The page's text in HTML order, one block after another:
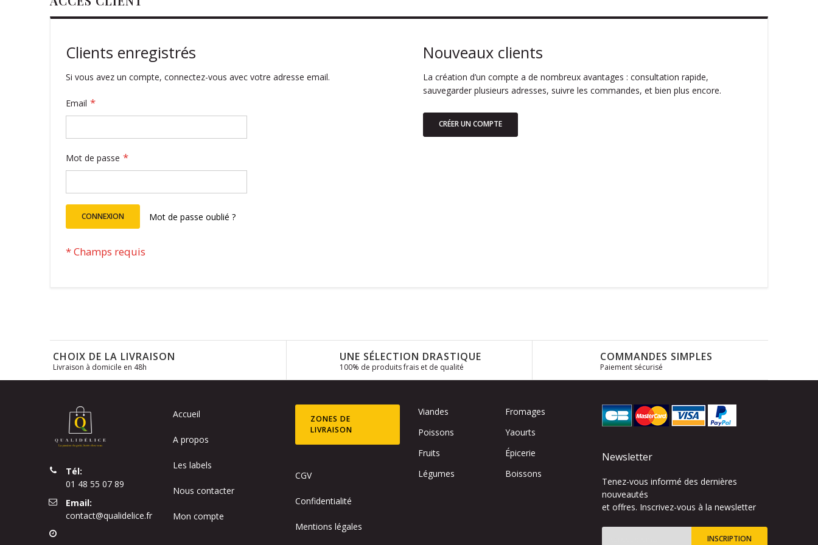
Clients enregistrés
Si vous avez un compte, connectez-vous avec votre adresse email.
Email
Mot de passe
CONNEXION Mot de passe oublié ?
Nouveaux clients
La création d’un compte a de nombreux avantages : consultation rapide,
sauvegarder plusieurs adresses, suivre les commandes, et bien plus encore.
CRÉER UN COMPTE
CHOIX DE LA LIVRAISON
Livraison à domicile en 48h
UNE SÉLECTION DRASTIQUE
100% de produits frais et de qualité
COMMANDES SIMPLES
Paiement sécurisé
Tél:
01 48 55 07 89
Email:
contact@qualidelice.fr
Accueil
A propos
Les labels
Nous contacter
Mon compte
ZONES DE
LIVRAISON
CGV
Confidentialité
Mentions légales
Viandes
Poissons
Fruits
Légumes
Fromages
Yaourts
Épicerie
Boissons
Newsletter
Tenez-vous informé des dernières
nouveautés
et offres. Inscrivez-vous à la newsletter
INSCRIPTION